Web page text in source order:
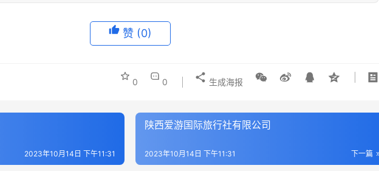
赞 (0)
0 0 生成海报
2023年10月14日 下午11:31
陕西爱游国际旅行社有限公司
下一篇
2023年10月14日 下午11:31